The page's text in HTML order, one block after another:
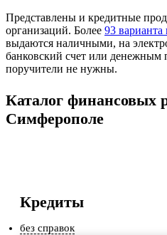
Представлены и кредитные
организаций. Более 93 варианта
выдаются наличными, на
банковский счет или денежным
поручители не нужны.
Каталог финансовых
Симферополе
Кредиты
без справок